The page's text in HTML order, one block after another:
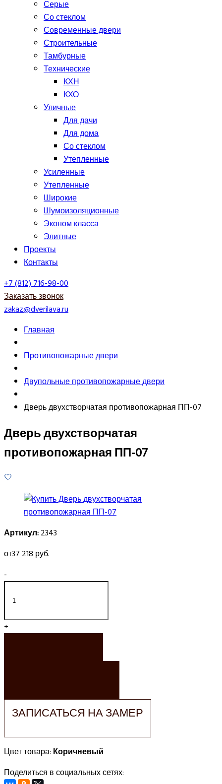
Серые
Со стеклом
Современные двери
Строительные
Тамбурные
Технические
КХН
КХО
Уличные
Для дачи
Для дома
Со стеклом
Утепленные
Усиленные
Утепленные
Широкие
Шумоизоляционные
Эконом класса
Элитные
Проекты
Контакты
+7 (812) 716-98-00
Заказать звонок
zakaz@dverilava.ru
Главная
Противопожарные двери
Двупольные противопожарные двери
Дверь двухстворчатая противопожарная ПП-07
Дверь двухстворчатая
противопожарная ПП-07
Артикул:2343
от37 218 руб.
-
+
ЗАПИСАТЬСЯ НА ЗАМЕР
Цвет товара: Коричневый
Поделиться в социальных сетях: